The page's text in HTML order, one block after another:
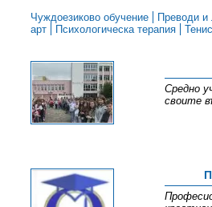
Чуждоезиково обучение
Преводи и
арт
Психологическа терапия
Средно
своите